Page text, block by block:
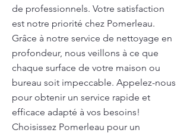
de professionnels. Votre satisfaction
est notre priorité chez Pomerleau.
Grâce à notre service de nettoyage en
profondeur, nous veillons à ce que
chaque surface de votre maison ou
bureau soit impeccable. Appelez-nous
pour obtenir un service rapide et
efficace adapté à vos besoins!
Choisissez Pomerleau pour un